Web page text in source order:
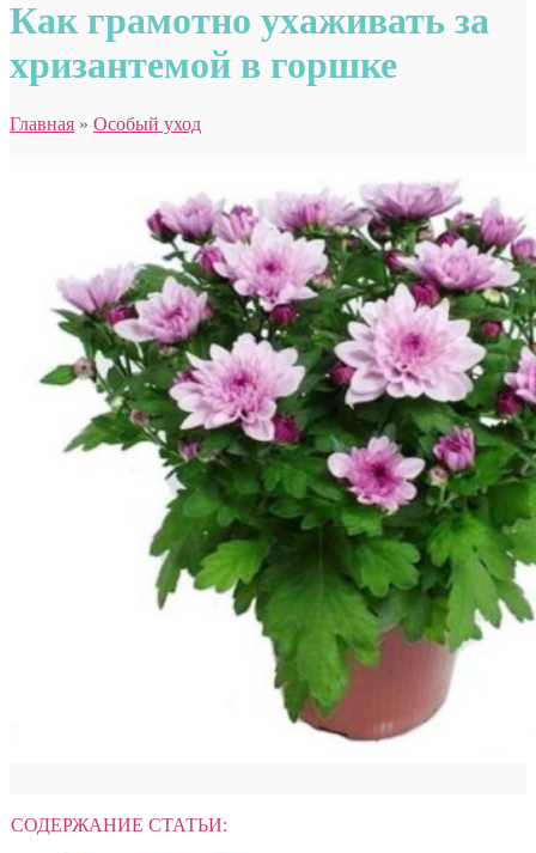
Как грамотно ухаживать за
хризантемой в горшке
Главная » Особый уход
СОДЕРЖАНИЕ СТАТЬИ: